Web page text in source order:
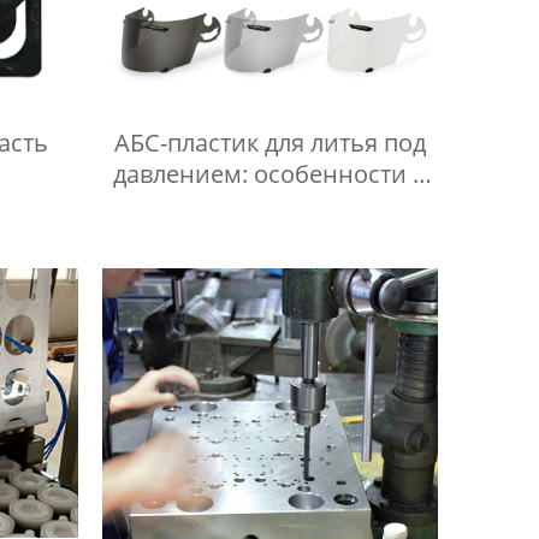
АБС-пластик для литья под
давлением: особенности и